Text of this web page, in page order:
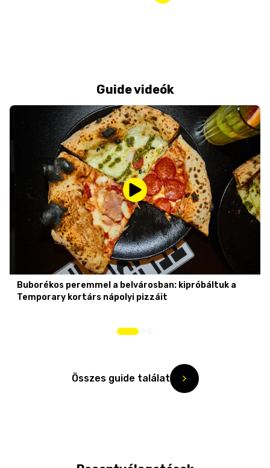
Guide videók
Buborékos peremmel a belvárosban: kipróbáltuk a
Temporary kortárs nápolyi pizzáit
Összes guide találat